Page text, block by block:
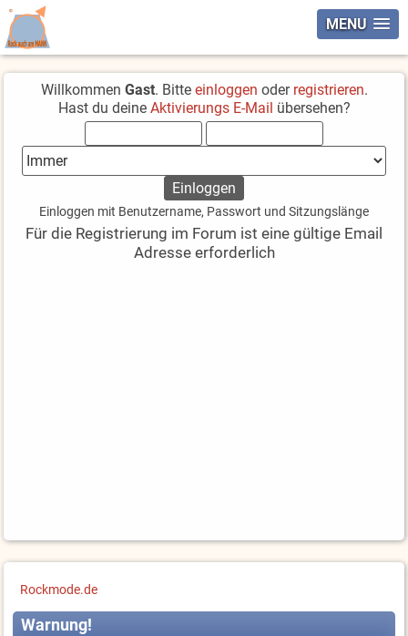
MENU
Willkommen Gast. Bitte einloggen oder registrieren.
Hast du deine Aktivierungs E-Mail übersehen?
Einloggen mit Benutzername, Passwort und Sitzungslänge
Für die Registrierung im Forum ist eine gültige Email
Adresse erforderlich
Rockmode.de
Warnung!